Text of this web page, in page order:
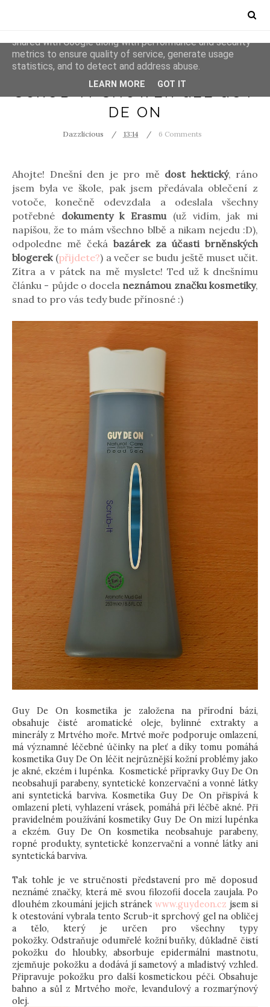
COOPERATION GUY DE ON
SCRUB-IT SHOWER GEL GUY
DE ON
Dazzlicious 13:14 6 Comments
Ahojte! Dnešní den je pro mě dost hektický, ráno
jsem byla ve škole, pak jsem předávala oblečení z
votoče, konečně odevzdala a odeslala všechny
potřebné dokumenty k Erasmu (už vidím, jak mi
napíšou, že to mám všechno blbě a nikam nejedu :D),
odpoledne mě čeká bazárek za účasti brněnských
blogerek(přijdete?) a večer se budu ještě muset učit.
Zítra a v pátek na mě myslete! Ted už k dnešnímu
článku - půjde o docela neznámou značku kosmetiky,
snad to pro vás tedy bude přínosné :)
Guy De On kosmetika je založena na přírodní bázi,
obsahuje čisté aromatické oleje, bylinné extrakty a
minerály z Mrtvého moře. Mrtvé moře podporuje omlazení,
má významné léčebné účinky na pleť a díky tomu pomáhá
kosmetika Guy De On léčit nejrůznější kožní problémy jako
je akné, ekzém i lupénka. Kosmetické přípravky Guy De On
neobsahují parabeny, syntetické konzervační a vonné látky
ani syntetická barviva. Kosmetika Guy De On přispívá k
omlazení pleti, vyhlazení vrásek, pomáhá při léčbě akné. Při
pravidelném používání kosmetiky Guy De On mizí lupénka
a ekzém. Guy De On kosmetika neobsahuje parabeny,
ropné produkty, syntetické konzervační a vonné látky ani
syntetická barviva.
Tak tohle je ve stručnosti představení pro mě doposud
neznámé značky, která mě svou filozofií docela zaujala. Po
dlouhém zkoumání jejich stránek www.guydeon.cz jsem si
k otestování vybrala tento Scrub-it sprchový gel na obličej
a tělo, který je určen pro všechny typy
pokožky. Odstraňuje odumřelé kožní buňky, důkladně čistí
pokožku do hloubky, absorbuje epidermální mastnotu,
zjemňuje pokožku a dodává jí sametový a mladistvý vzhled.
Připravuje pokožku pro další kosmetickou péči. Obsahuje
bahno a sůl z Mrtvého moře, levandulový a rozmarýnový
olej.
This site uses cookies from Google to deliver its services
shared with Google along with performance and security
metrics to ensure quality of service, generate usage
statistics, and to detect and address abuse.
LEARN MORE GOT IT